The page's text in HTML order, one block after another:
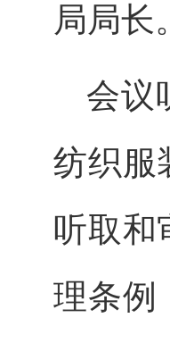
局局长
会议
纺织服
听取和
理条例